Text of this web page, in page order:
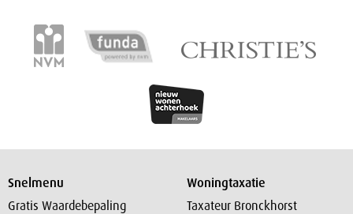
Snelmenu
Gratis Waardebepaling
Woningtaxatie
Taxateur Bronckhorst